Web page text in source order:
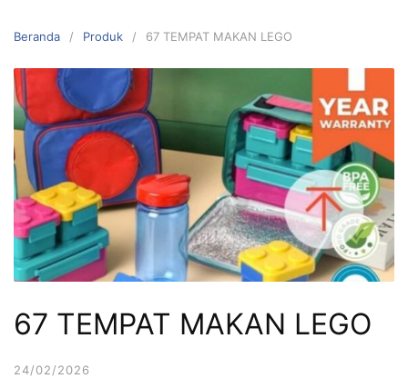
keBeranda Produk 67 TEMPAT MAKAN LEGO
67 TEMPAT MAKAN LEGO
24/02/2026